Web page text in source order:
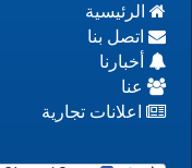
الرئيسية
اتصل بنا
أخبارنا
عنا
اعلانات تجارية